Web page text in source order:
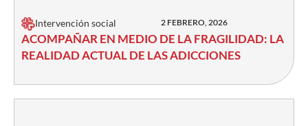
Intervención social 2 FEBRERO, 2026
ACOMPAÑAR EN MEDIO DE LA FRAGILIDAD: LA
REALIDAD ACTUAL DE LAS ADICCIONES